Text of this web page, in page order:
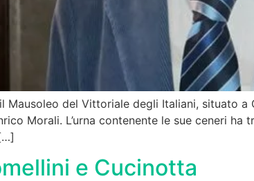
del Vittoriale degli Italiani, situato a
Morali. L’urna contenente le sue ceneri ha
e Cucinotta